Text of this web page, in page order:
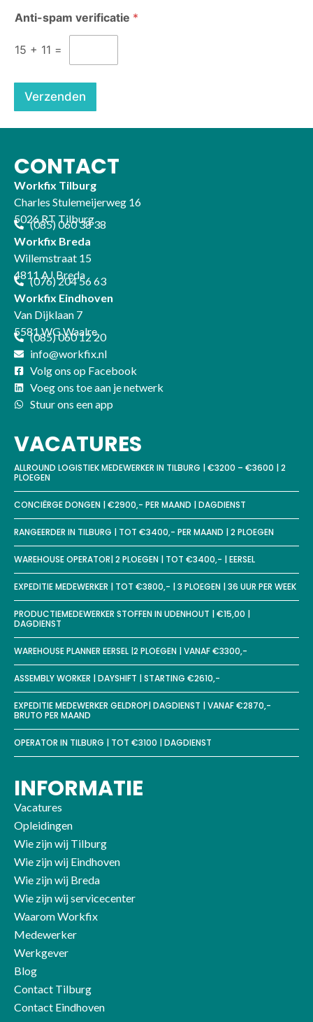
u
e
V
c
t
u
Anti-spam verificatie *
15 + 11 =
Verzenden
CONTACT
Workfix Tilburg
Charles Stulemeijerweg 16
5026 RT Tilburg
(085) 060 38 38
Workfix Breda
Willemstraat 15
4811 AJ Breda
(076) 204 56 63
Workfix Eindhoven
Van Dijklaan 7
5581 WG Waalre
(085) 060 12 20
info@workfix.nl
Volg ons op Facebook
Voeg ons toe aan je netwerk
Stuur ons een app
VACATURES
ALLROUND LOGISTIEK MEDEWERKER IN TILBURG | €3200 – €3600 | 2
PLOEGEN
CONCIËRGE DONGEN | €2900,- PER MAAND | DAGDIENST
RANGEERDER IN TILBURG | TOT €3400,- PER MAAND | 2 PLOEGEN
WAREHOUSE OPERATOR| 2 PLOEGEN | TOT €3400,- | EERSEL
EXPEDITIE MEDEWERKER | TOT €3800,- | 3 PLOEGEN | 36 UUR PER WEEK
PRODUCTIEMEDEWERKER STOFFEN IN UDENHOUT | €15,00 |
DAGDIENST
WAREHOUSE PLANNER EERSEL |2 PLOEGEN | VANAF €3300,-
ASSEMBLY WORKER | DAYSHIFT | STARTING €2610,-
EXPEDITIE MEDEWERKER GELDROP| DAGDIENST | VANAF €2870,-
BRUTO PER MAAND
OPERATOR IN TILBURG | TOT €3100 | DAGDIENST
INFORMATIE
Vacatures
Opleidingen
Wie zijn wij Tilburg
Wie zijn wij Eindhoven
Wie zijn wij Breda
Wie zijn wij servicecenter
Waarom Workfix
Medewerker
Werkgever
Blog
Contact Tilburg
Contact Eindhoven